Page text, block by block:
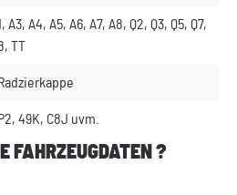
A3, A4, A5, A6, A7, A8, Q2, Q3, Q5, Q7,
TT
49K, C8J uvm.
FAHRZEUGDATEN ?